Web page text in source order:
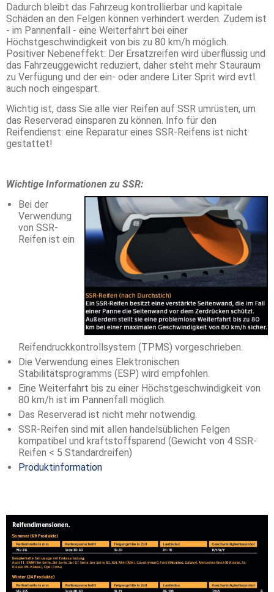
Dadurch bleibt das Fahrzeug kontrollierbar und kapitale
Schäden an den Felgen können verhindert werden. Zudem ist
- im Pannenfall - eine Weiterfahrt bei einer
Höchstgeschwindigkeit von bis zu 80 km/h möglich.
Positiver Nebeneffekt: Der Ersatzreifen wird überflüssig und
das Fahrzeuggewicht reduziert, daher steht mehr Stauraum
zu Verfügung und der ein- oder andere Liter Sprit wird evtl.
auch noch eingespart.
Wichtig ist, dass Sie alle vier Reifen auf SSR umrüsten, um
das Reserverad einsparen zu können. Info für den
Reifendienst: eine Reparatur eines SSR-Reifens ist nicht
gestattet!
Wichtige Informationen zu SSR:
Bei der
Verwendung
von SSR-
Reifen ist ein
Reifendruckkontrollsystem (TPMS) vorgeschrieben.
Die Verwendung eines Elektronischen
Stabilitätsprogramms (ESP) wird empfohlen.
Eine Weiterfahrt bis zu einer Höchstgeschwindigkeit von
80 km/h ist im Pannenfall möglich.
Das Reserverad ist nicht mehr notwendig.
SSR-Reifen sind mit allen handelsüblichen Felgen
kompatibel und kraftstoffsparend (Gewicht von 4 SSR-
Reifen < 5 Standardreifen)
Produktinformation